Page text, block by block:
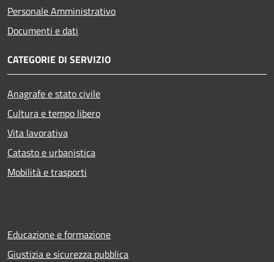
Personale Amministrativo
Documenti e dati
CATEGORIE DI SERVIZIO
Anagrafe e stato civile
Cultura e tempo libero
Vita lavorativa
Catasto e urbanistica
Mobilità e trasporti
Educazione e formazione
Giustizia e sicurezza pubblica